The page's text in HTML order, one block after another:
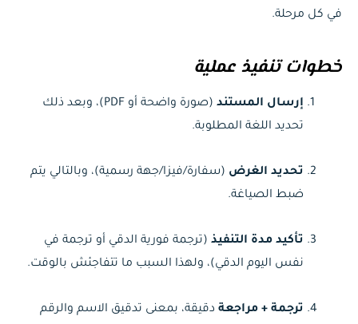
في كل مرحلة.
خطوات تنفيذ عملية
إرسال المستند
(صورة واضحة أو PDF)، وبعد ذلك
تحديد اللغة المطلوبة.
تحديد الغرض (سفارة/فيزا/جهة رسمية)، وبالتالي يتم
ضبط الصياغة.
تأكيد مدة التنفيذ (ترجمة فورية الدقي أو ترجمة في
نفس اليوم الدقي)، ولهذا السبب ما تتفاجئش بالوقت.
ترجمة + مراجعة دقيقة، بمعنى تدقيق الاسم والرقم